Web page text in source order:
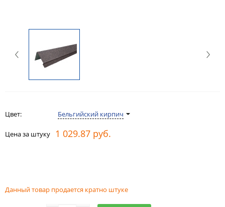
Цвет: Бельгийский кирпич
Цена за штуку 1 029.87 руб.
Данный товар продается кратно штуке